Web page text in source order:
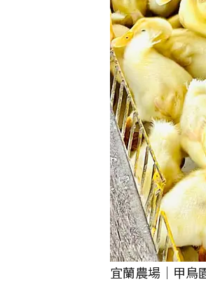
宜蘭農場｜甲鳥